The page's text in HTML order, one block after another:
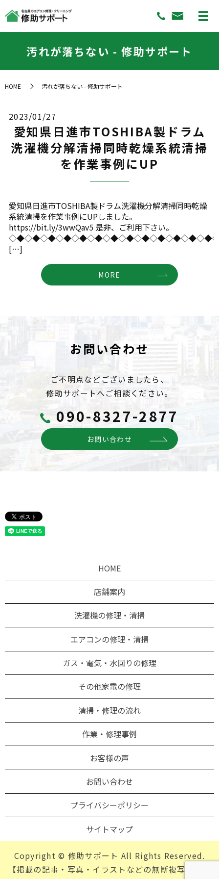
汚れが落ちない - 修助サポート
HOME 汚れが落ちない - 修助サポート
2023/01/27
愛知県日進市TOSHIBA製ドラム
洗濯機分解清掃同時乾燥系統清掃
を作業事例にUP
愛知県日進市TOSHIBA製ドラム洗濯機分解清掃同時乾燥
系統清掃を作業事例にUPしました。
https://bit.ly/3wwQav5 是非、ご利用下さい。
[…]
MORE
お問い合わせ
ご不明点などございましたら、
修助サポートへご相談ください。
090-8327-2877
お問い合わせ
HOME
店舗案内
洗濯機の修理・清掃
エアコンの修理・清掃
ガス・電気・水回りの修理
その他家電の修理
清掃・修理の流れ
作業・修理事例
お客様の声
お問い合わせ
プライバシーポリシー
サイトマップ
Copyright © 修助サポート All Rights Reserved.
【掲載の記事・写真・イラストなどの無断複写・転載